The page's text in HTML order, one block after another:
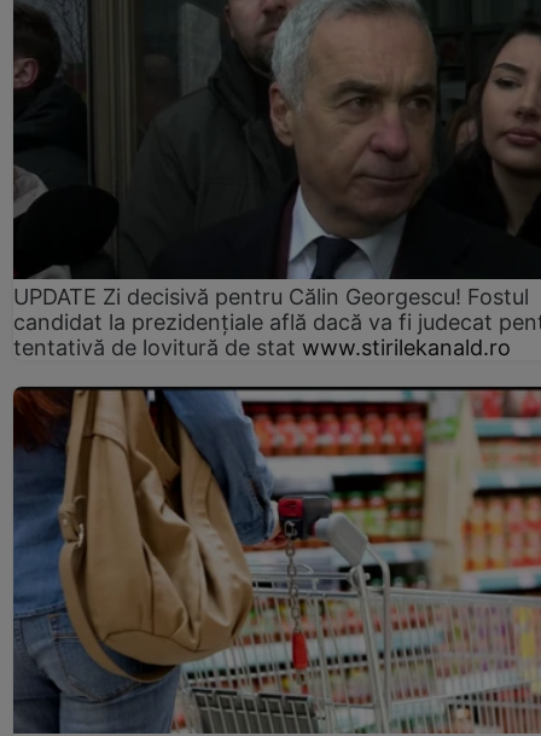
UPDATE Zi decisivă pentru Călin Georgescu! Fostul
candidat la prezidențiale află dacă va fi judecat
tentativă de lovitură de stat www.stirilekanald.ro